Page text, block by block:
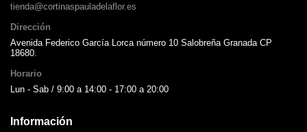
tienda@cortinaspauladelaflor.es
Dirección
Avenida Federico García Lorca número 10 Salobreña Granada CP
18680.
Horario
Lun - Sab / 9:00 a 14:00 - 17:00 a 20:00
Información